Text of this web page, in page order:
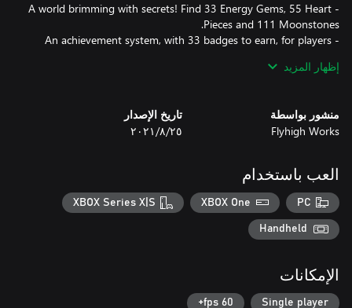
- A world brimming with secrets! Find 33 Energy Gems, 55 Heart
- An achievement system, with 33 badges to earn, for players
- Over 60 original songs ranging from mellow piano and
إظهار المزيد
منشور بواسطة
Flyhigh Works
تاريخ الإصدار
٢٥‏/٨‏/٢٠٢١
العب باستخدام
PC
XBOX One
XBOX Series X|S
Handheld
الإمكانات
Single player
60 fps+